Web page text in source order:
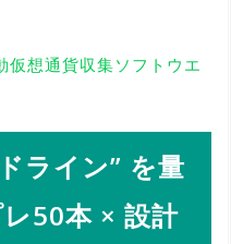
仮想通貨収集ソフトウエ
ライン” を量
50本 × 設計